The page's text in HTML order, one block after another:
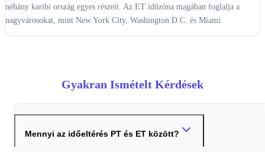
néhány karibi ország egyes részeit. Az ET időzóna magában foglalja a
nagyvárosokat, mint New York City, Washington D.C. és Miami.
Gyakran Ismételt Kérdések
Mennyi az időeltérés PT és ET között?